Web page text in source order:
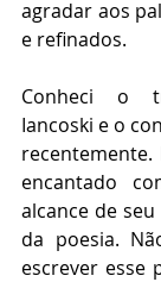
agradar aos
e refinados.
Conheci o
Iancoski e o
encantado
alcance de
da poesia.
escrever esse